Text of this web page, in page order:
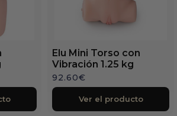
Elu Mini Torso con
Vibración 1.25 kg
92.60€
Ver el producto